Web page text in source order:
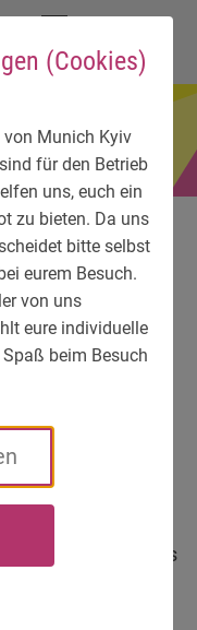
(Cookies)
von Munich Kyiv
für den Betrieb
uns, euch ein
zu bieten. Da uns
bitte selbst
eurem Besuch.
von uns
eure individuelle
beim Besuch
wie man mit Videos
und Vorurteile
Yourski